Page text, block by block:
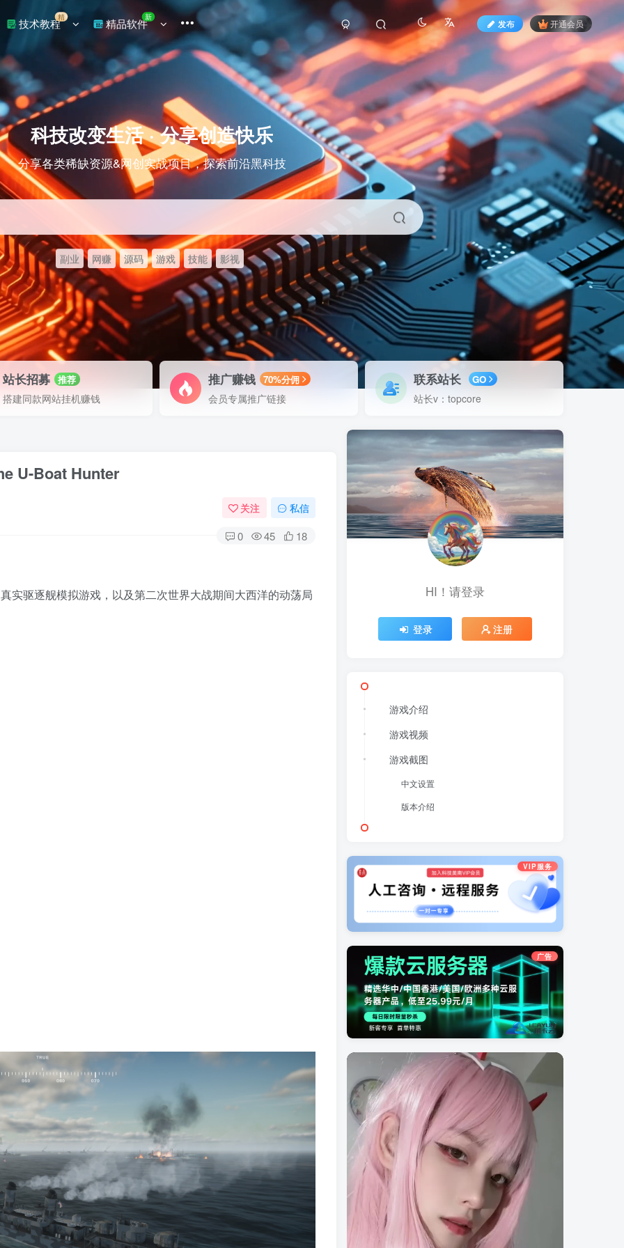
技术教程精 精品软件新
发布 开通会员
科技改变生活 · 分享创造快乐
分享各类稀缺资源&网创实战项目，探索前沿黑科技
副业 网赚 源码 游戏 技能 影视
站长招募 推荐
搭建同款网站挂机赚钱
推广赚钱 70%分佣
会员专属推广链接
联系站长 GO
站长v：topcore
U-Boat Hunter
关注 私信
0 45 18
实驱逐舰模拟游戏，以及第二次世界大战期间大西洋的动荡局 HI！请登录
登录 注册
游戏介绍
游戏视频
游戏截图
中文设置
版本介绍
VIP服务
广告